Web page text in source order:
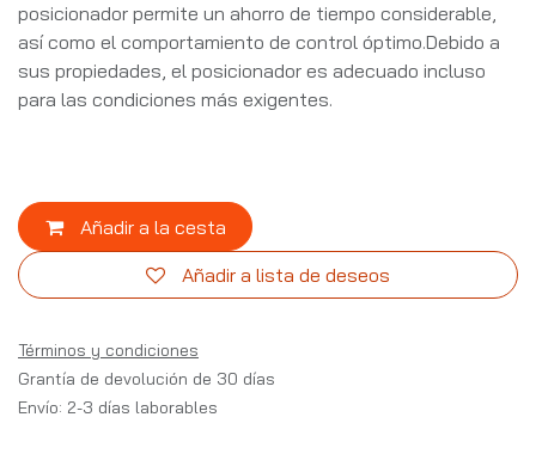
posicionador permite un ahorro de tiempo considerable,
así como el comportamiento de control óptimo.Debido a
sus propiedades, el posicionador es adecuado incluso
para las condiciones más exigentes.
Añadir a la cesta
Añadir a lista de deseos
Términos y condiciones
Grantía de devolución de 30 días
Envío: 2-3 días laborables